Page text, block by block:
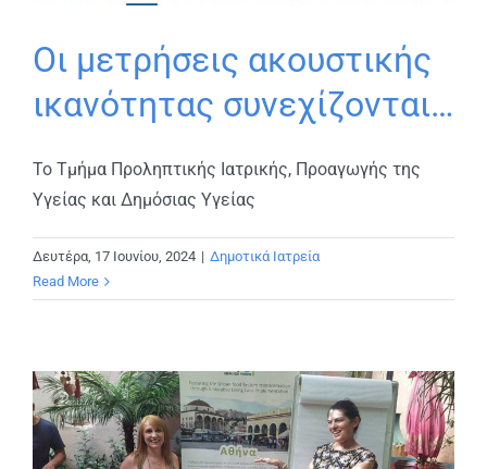
Οι μετρήσεις ακουστικής
ικανότητας συνεχίζονται…
Το Τμήμα Προληπτικής Ιατρικής, Προαγωγής της
Υγείας και Δημόσιας Υγείας
Δευτέρα, 17 Ιουνίου, 2024 | Δημοτικά Ιατρεία
Read More